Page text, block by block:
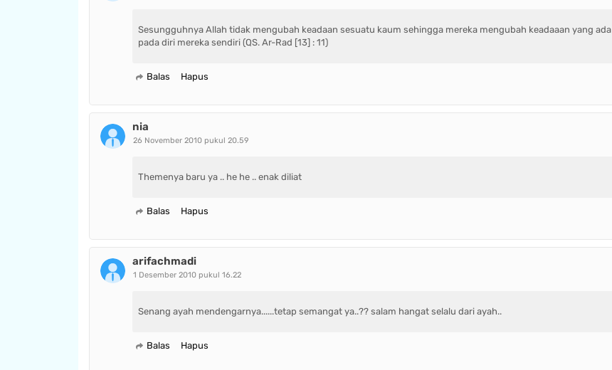
Sesungguhnya Allah tidak mengubah keadaan sesuatu kaum sehingga mereka mengubah keadaaan yang ada
pada diri mereka sendiri (QS. Ar-Rad [13] : 11)
Balas Hapus
nia
26 November 2010 pukul 20.59
Themenya baru ya .. he he .. enak diliat
Balas Hapus
arifachmadi
1 Desember 2010 pukul 16.22
Senang ayah mendengarnya......tetap semangat ya..?? salam hangat selalu dari ayah..
Balas Hapus